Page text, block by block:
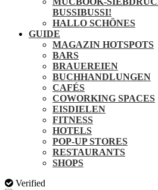
BUSSIBUSSI!
HALLO SCHÖNES
GUIDE
MAGAZIN HOTSPOTS
BARS
BRAUEREIEN
BUCHHANDLUNGEN
CAFÉS
COWORKING SPACES
EISDIELEN
FITNESS
HOTELS
POP-UP STORES
RESTAURANTS
SHOPS
Verified